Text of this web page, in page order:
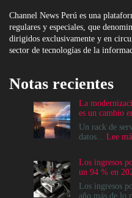
Channel News Perú es una
regulares y especiales, que
dirigidos exclusivamente y en
sector de tecnologías de la
Notas recientes
La
es un cambio
Un rack de
datos... Lee
Los ingresos
un 94 % en
Los ingresos
año más de lo